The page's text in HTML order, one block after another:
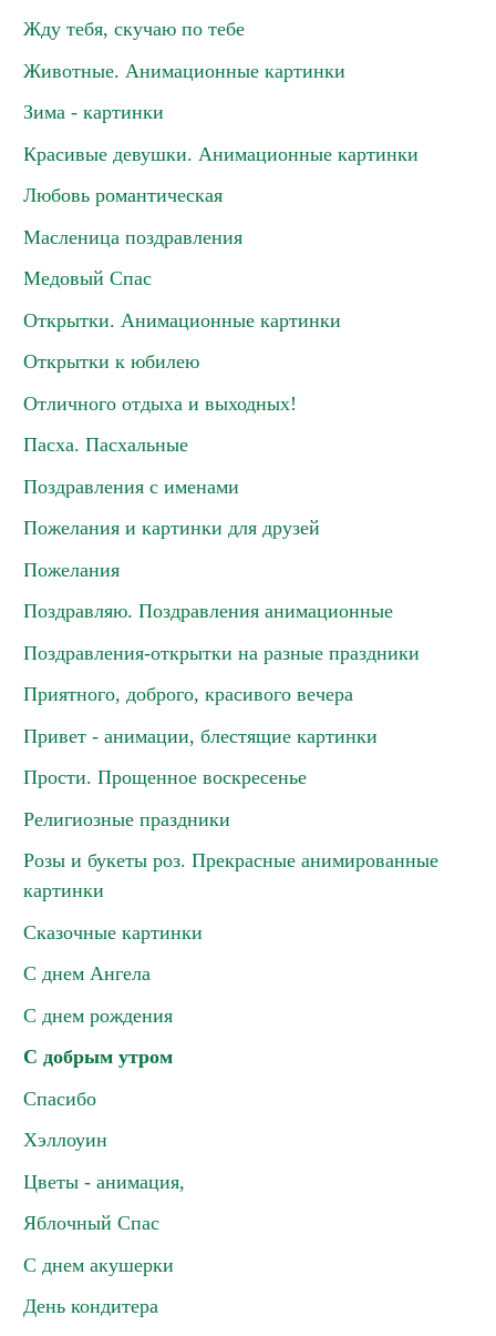
Жду тебя, скучаю по тебе
Животные. Анимационные картинки
Зима - картинки
Красивые девушки. Анимационные картинки
Любовь романтическая
Масленица поздравления
Медовый Спас
Открытки. Анимационные картинки
Открытки к юбилею
Отличного отдыха и выходных!
Пасха. Пасхальные
Поздравления с именами
Пожелания и картинки для друзей
Пожелания
Поздравляю. Поздравления анимационные
Поздравления-открытки на разные праздники
Приятного, доброго, красивого вечера
Привет - анимации, блестящие картинки
Прости. Прощенное воскресенье
Религиозные праздники
Розы и букеты роз. Прекрасные анимированные
картинки
Сказочные картинки
С днем Ангела
С днем рождения
С добрым утром
Спасибо
Хэллоуин
Цветы - анимация,
Яблочный Спас
С днем акушерки
День кондитера